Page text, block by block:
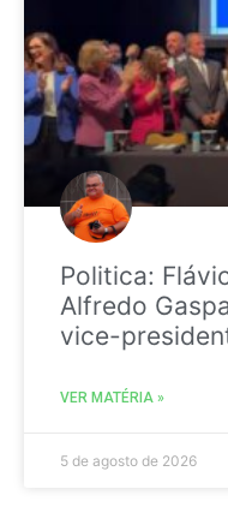
Politica:
Alfredo
vice-
VER MATÉRIA »
5 de agosto de 2026